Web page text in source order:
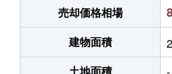
売却価格相場
建物面積